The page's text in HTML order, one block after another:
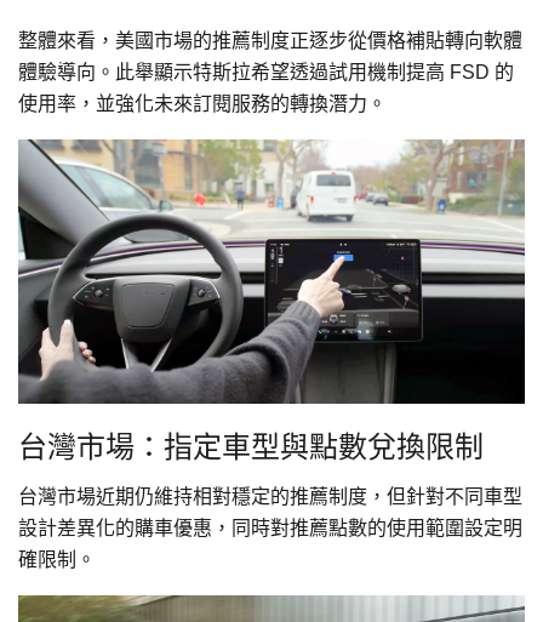
整體來看，美國市場的推薦制度正逐步從價格補貼轉向軟體
體驗導向。此舉顯示特斯拉希望透過試用機制提高 FSD 的
使用率，並強化未來訂閱服務的轉換潛力。
台灣市場：指定車型與點數兌換限制
台灣市場近期仍維持相對穩定的推薦制度，但針對不同車型
設計差異化的購車優惠，同時對推薦點數的使用範圍設定明
確限制。